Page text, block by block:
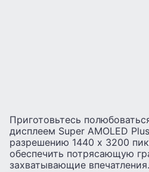
Приготовьтесь
дисплеем Super AMOLED
разрешению 1440 x 3200
обеспечить потрясающую
захватывающие впечатления.